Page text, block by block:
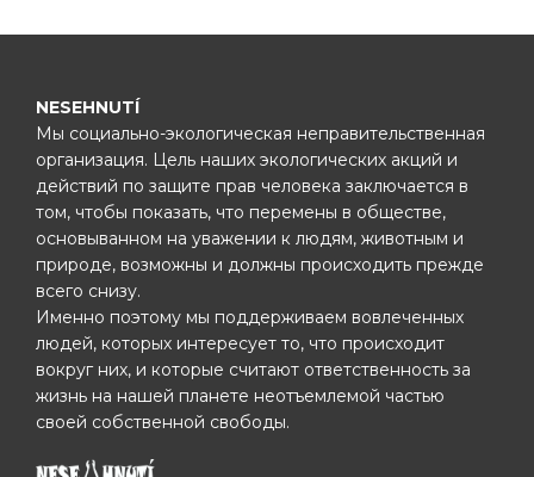
NESEHNUTÍ
Мы социально-экологическая неправительственная
организация. Цель наших экологических акций и
действий по защите прав человека заключается в
том, чтобы показать, что перемены в обществе,
основыванном на уважении к людям, животным и
природе, возможны и должны происходить прежде
всего снизу.
Именно поэтому мы поддерживаем вовлеченных
людей, которых интересует то, что происходит
вокруг них, и которые считают ответственность за
жизнь на нашей планете неотъемлемой частью
своей собственной свободы.